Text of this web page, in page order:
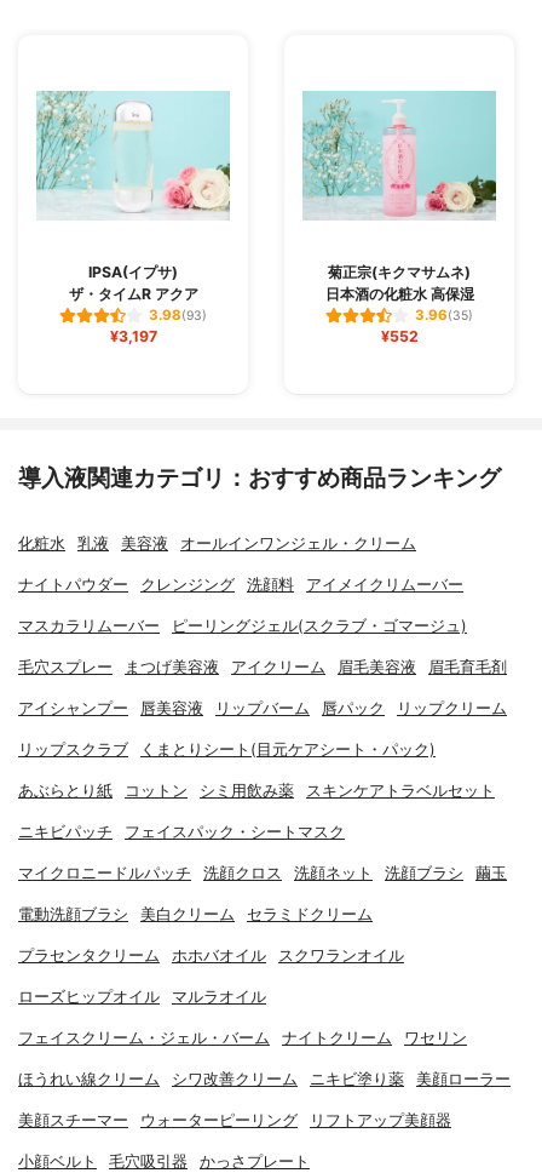
IPSA(イプサ)
ザ・タイムR アクア
3.98(93)
¥3,197
菊正宗(キクマサムネ)
日本酒の化粧水 高保湿
3.96(35)
¥552
導入液関連カテゴリ：おすすめ商品ランキング
化粧水 乳液 美容液 オールインワンジェル・クリーム
ナイトパウダー クレンジング 洗顔料 アイメイクリムーバー
マスカラリムーバー ピーリングジェル(スクラブ・ゴマージュ)
毛穴スプレー まつげ美容液 アイクリーム 眉毛美容液 眉毛育毛剤
アイシャンプー 唇美容液 リップバーム 唇パック リップクリーム
リップスクラブ くまとりシート(目元ケアシート・パック)
あぶらとり紙 コットン シミ用飲み薬 スキンケアトラベルセット
ニキビパッチ フェイスパック・シートマスク
マイクロニードルパッチ 洗顔クロス 洗顔ネット 洗顔ブラシ 繭玉
電動洗顔ブラシ 美白クリーム セラミドクリーム
プラセンタクリーム ホホバオイル スクワランオイル
ローズヒップオイル マルラオイル
フェイスクリーム・ジェル・バーム ナイトクリーム ワセリン
ほうれい線クリーム シワ改善クリーム ニキビ塗り薬 美顔ローラー
美顔スチーマー ウォーターピーリング リフトアップ美顔器
小顔ベルト 毛穴吸引器 かっさプレート